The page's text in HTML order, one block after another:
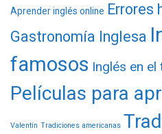
Aprender inglés online Errores
Gastronomía Inglesa
famosos Inglés en el
Películas para
Valentín Tradiciones americanas